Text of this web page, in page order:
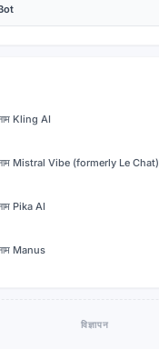
Kling AI
Mistral Vibe (formerly Le Chat)
Pika AI
Manus
विज्ञापन